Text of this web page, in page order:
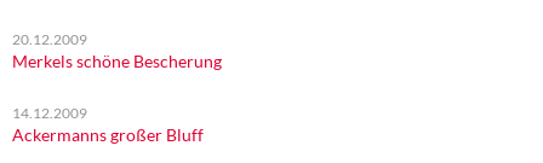
20.12.2009
Merkels schöne Bescherung
14.12.2009
Ackermanns großer Bluff